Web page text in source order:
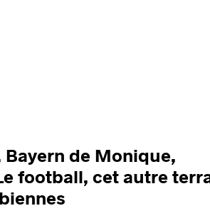
Bayern de Monique,
football, cet autre